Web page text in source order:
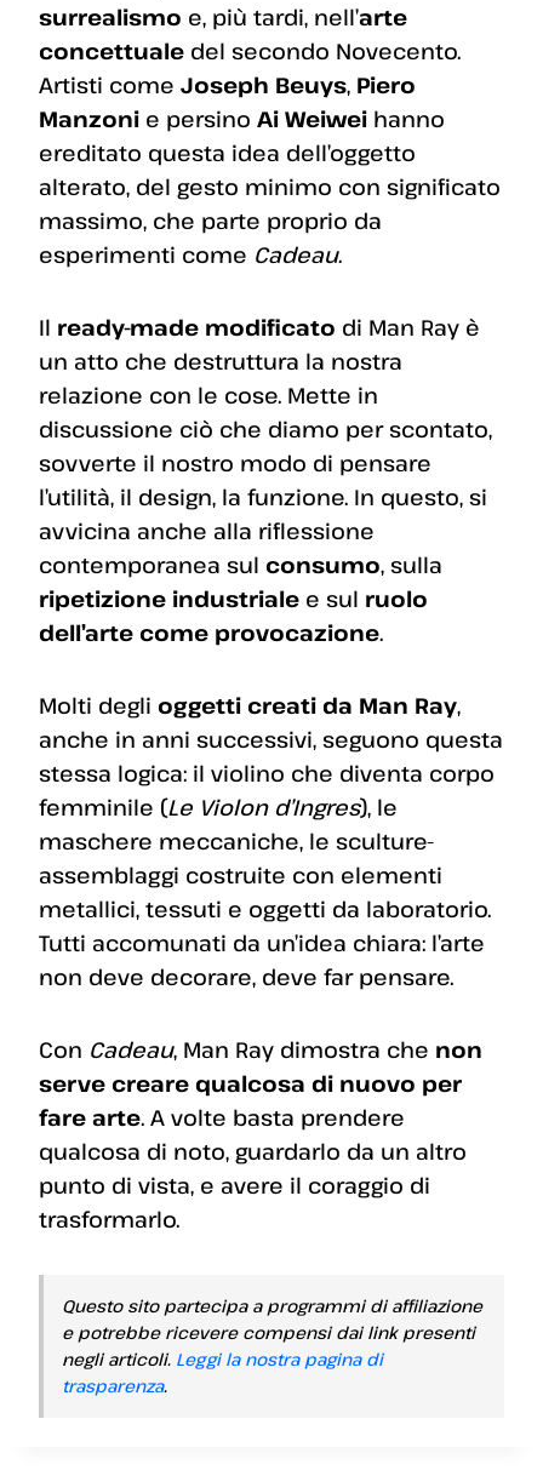
surrealismo e, più tardi, nell’arte
concettuale del secondo Novecento.
Artisti come Joseph Beuys, Piero
Manzoni e persino Ai Weiwei hanno
ereditato questa idea dell’oggetto
alterato, del gesto minimo con significato
massimo, che parte proprio da
esperimenti come Cadeau.
Il ready-made modificato di Man Ray è
un atto che destruttura la nostra
relazione con le cose. Mette in
discussione ciò che diamo per scontato,
sovverte il nostro modo di pensare
l’utilità, il design, la funzione. In questo, si
avvicina anche alla riflessione
contemporanea sul consumo, sulla
ripetizione industriale e sul ruolo
dell’arte come provocazione.
Molti degli oggetti creati da Man Ray,
anche in anni successivi, seguono questa
stessa logica: il violino che diventa corpo
femminile (Le Violon d’Ingres), le
maschere meccaniche, le sculture-
assemblaggi costruite con elementi
metallici, tessuti e oggetti da laboratorio.
Tutti accomunati da un’idea chiara: l’arte
non deve decorare, deve far pensare.
Con Cadeau, Man Ray dimostra che non
serve creare qualcosa di nuovo per
fare arte. A volte basta prendere
qualcosa di noto, guardarlo da un altro
punto di vista, e avere il coraggio di
trasformarlo.
Questo sito partecipa a programmi di affiliazione
e potrebbe ricevere compensi dai link presenti
negli articoli. Leggi la nostra pagina di
trasparenza.